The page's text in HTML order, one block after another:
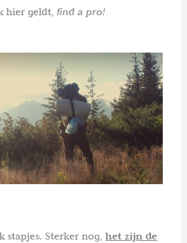
hier geldt, find a pro!
stapjes. Sterker nog,het zijn de